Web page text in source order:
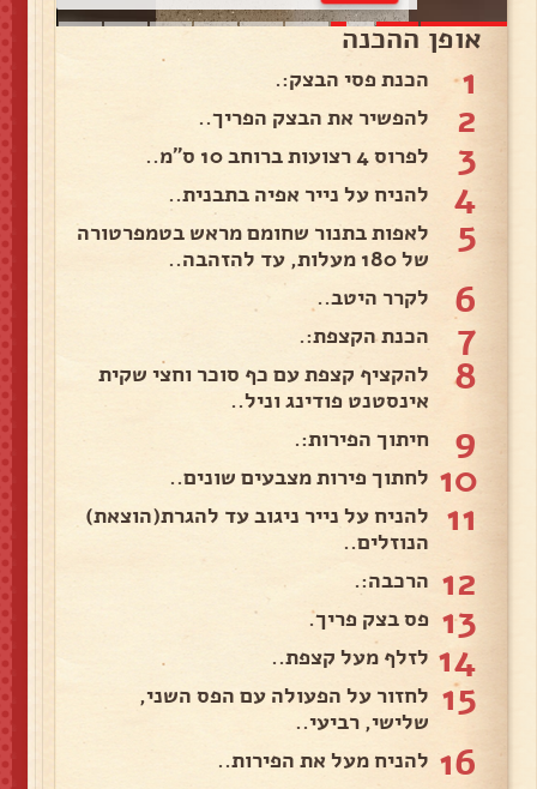
אופן ההכנה
1 הכנת פסי הבצק:.
2 להפשיר את הבצק הפריך..
3 לפרוס 4 רצועות ברוחב 10 ס"מ..
4 להניח על נייר אפיה בתבנית..
5
לאפות בתנור שחומם מראש בטמפרטורה
של 180 מעלות, עד להזהבה..
6 לקרר היטב..
7 הכנת הקצפת:.
8
להקציף קצפת עם כף סוכר וחצי שקית
אינסטנט פודינג וניל..
9 חיתוך הפירות:.
10 לחתוך פירות מצבעים שונים..
11
להניח על נייר ניגוב עד להגרת(הוצאת)
הנוזלים..
12 הרכבה:.
13 פס בצק פריך.
14 לזלף מעל קצפת..
15 לחזור על הפעולה עם הפס השני,
שלישי, רביעי..
16 להניח מעל את הפירות..